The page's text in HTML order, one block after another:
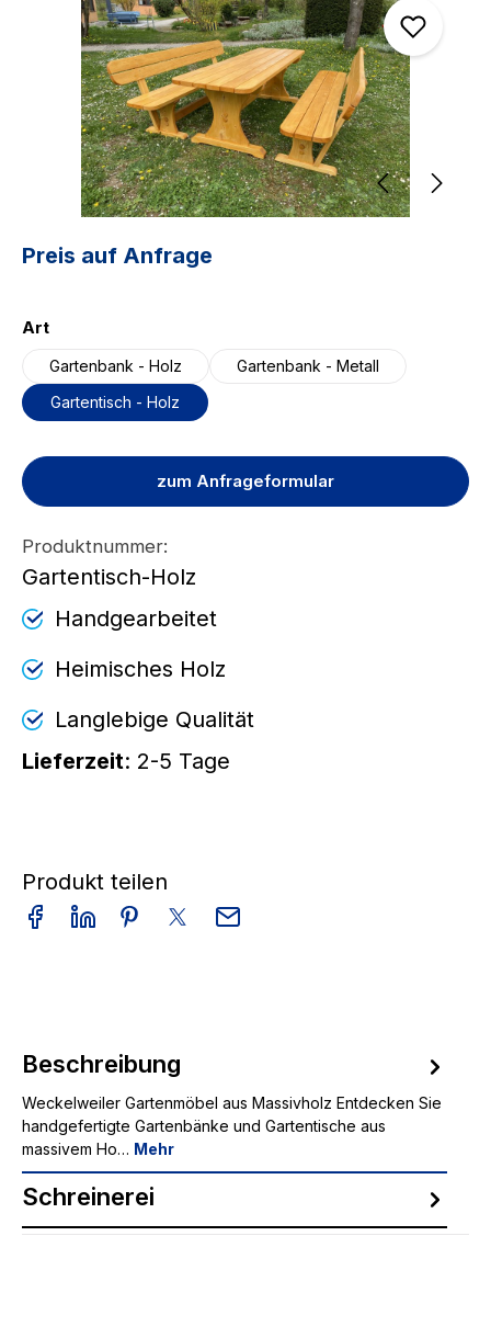
Preis auf Anfrage
Artauswählen
Gartenbank - Holz
Gartenbank - Metall
Gartentisch - Holz
zum Anfrageformular
Produktnummer:
Gartentisch-Holz
Handgearbeitet
Heimisches Holz
Langlebige Qualität
Lieferzeit: 2-5 Tage
Produkt teilen
Beschreibung
Weckelweiler Gartenmöbel aus Massivholz Entdecken Sie
handgefertigte Gartenbänke und Gartentische aus
massivem Ho… Mehr
Schreinerei